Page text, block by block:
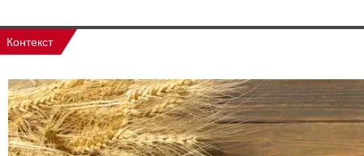
Контекст